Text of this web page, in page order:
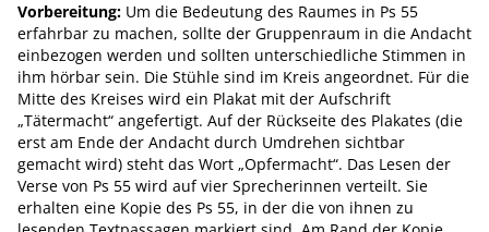
Vorbereitung: Um die Bedeutung des Raumes in Ps 55
erfahrbar zu machen, sollte der Gruppenraum in die Andacht
einbezogen werden und sollten unterschiedliche Stimmen in
ihm hörbar sein. Die Stühle sind im Kreis angeordnet. Für die
Mitte des Kreises wird ein Plakat mit der Aufschrift
„Tätermacht“ angefertigt. Auf der Rückseite des Plakates (die
erst am Ende der Andacht durch Umdrehen sichtbar
gemacht wird) steht das Wort „Opfermacht“. Das Lesen der
Verse von Ps 55 wird auf vier Sprecherinnen verteilt. Sie
erhalten eine Kopie des Ps 55, in der die von ihnen zu